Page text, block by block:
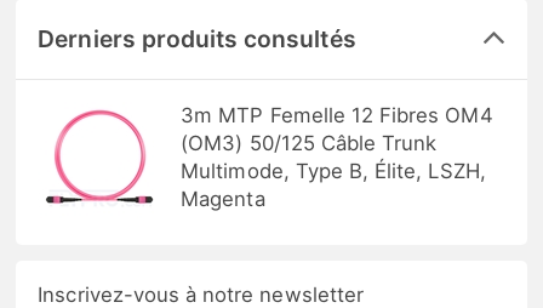
Derniers produits consultés
3m MTP Femelle 12 Fibres OM4
(OM3) 50/125 Câble Trunk
Multimode, Type B, Élite, LSZH,
Magenta
Inscrivez-vous à notre newsletter